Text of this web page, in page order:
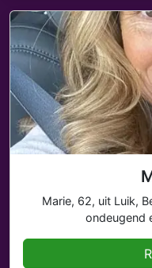
Marie, 62, uit Luik,
ondeugend